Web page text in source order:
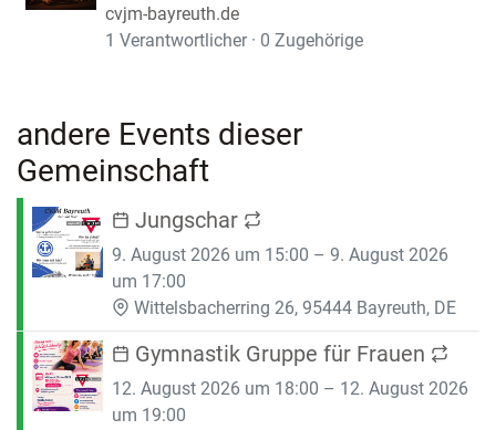
cvjm-bayreuth.de
1 Verantwortlicher · 0 Zugehörige
andere Events dieser
Gemeinschaft
Jungschar
9. August 2026 um 15:00 – 9. August 2026
um 17:00
Wittelsbacherring 26, 95444 Bayreuth, DE
Gymnastik Gruppe für Frauen
12. August 2026 um 18:00 – 12. August 2026
um 19:00